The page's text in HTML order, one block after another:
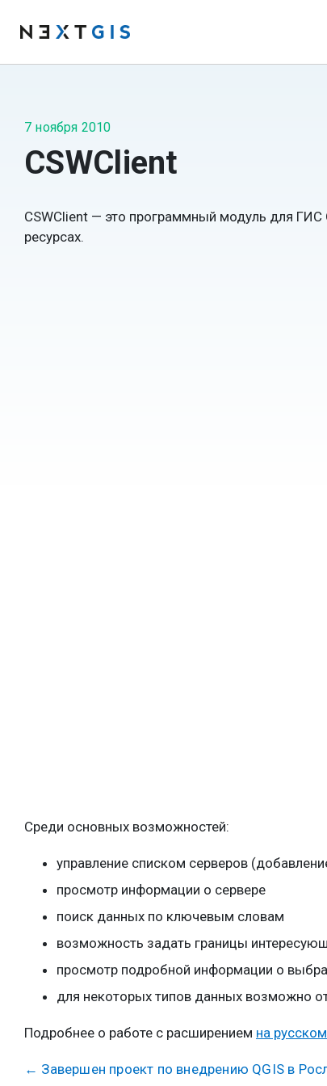
7 ноября 2010
CSWClient
CSWClient — это программный модуль для
ресурсах.
Среди основных возможностей:
управление списком серверов
просмотр информации о сервере
поиск данных по ключевым словам
возможность задать границы
просмотр подробной информации о
для некоторых типов данных возможно
Подробнее о работе с расширением на русском
← Завершен проект по внедрению QGIS в